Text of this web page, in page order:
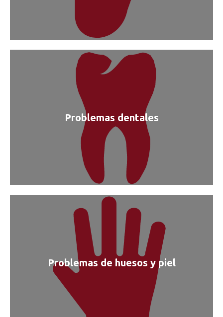
Problemas dentales
Problemas de huesos y piel